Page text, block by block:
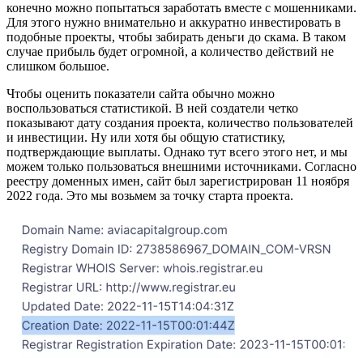
конечно можно попытаться заработать вместе с мошенниками.
Для этого нужно внимательно и аккуратно инвестировать в
подобные проекты, чтобы забирать деньги до скама. В таком
случае прибыль будет огромной, а количество действий не
слишком большое.
Чтобы оценить показатели сайта обычно можно
воспользоваться статистикой. В ней создатели четко
показывают дату создания проекта, количество пользователей
и инвестиции. Ну или хотя бы общую статистику,
подтверждающие выплаты. Однако тут всего этого нет, и мы
можем только пользоваться внешними источниками. Согласно
реестру доменных имен, сайт был зарегистрирован 11 ноября
2022 года. Это мы возьмем за точку старта проекта.